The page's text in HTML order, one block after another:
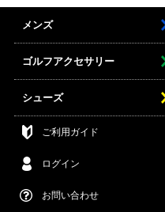
メンズ
ゴルフアクセサリー
シューズ
ご利用ガイド
ログイン
お問い合わせ